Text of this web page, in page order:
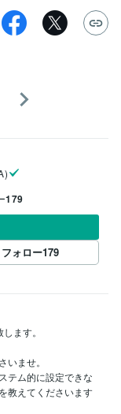
179
フォロー179
ます。
ませ。
テム的に設定できな
教えてくださいます